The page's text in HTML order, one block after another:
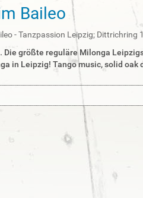
Baileo
- Tanzpassion Leipzig; Dittrichring
größte reguläre Milonga
in Leipzig! Tango music, solid oak